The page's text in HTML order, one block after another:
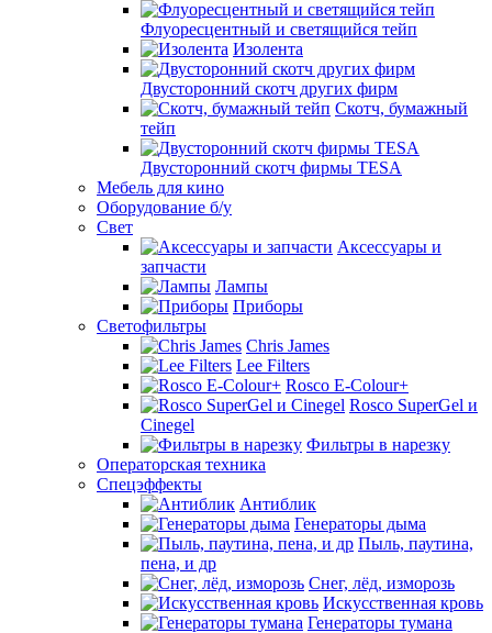
Флуоресцентный и светящийся тейп
Изолента
Двусторонний скотч других фирм
Скотч, бумажный
тейп
Двусторонний скотч фирмы TESA
Мебель для кино
Оборудование б/у
Свет
Аксессуары и
запчасти
Лампы
Приборы
Светофильтры
Chris James
Lee Filters
Rosco E-Colour+
Rosco SuperGel и
Cinegel
Фильтры в нарезку
Операторская техника
Спецэффекты
Антиблик
Генераторы дыма
Пыль, паутина,
пена, и др
Снег, лёд, изморозь
Искусственная кровь
Генераторы тумана